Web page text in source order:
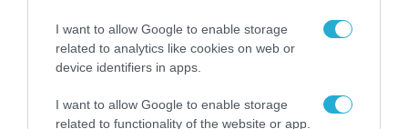
I want to allow Google to enable storage
related to analytics like cookies on web or
device identifiers in apps.
I want to allow Google to enable storage
related to functionality of the website or app.